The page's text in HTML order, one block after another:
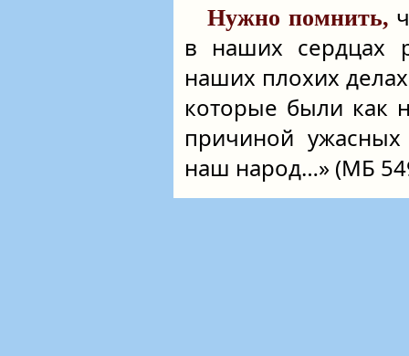
Нужно помнить,
в наших сердцах
наших плохих
которые были как
причиной
наш народ…» (МБ